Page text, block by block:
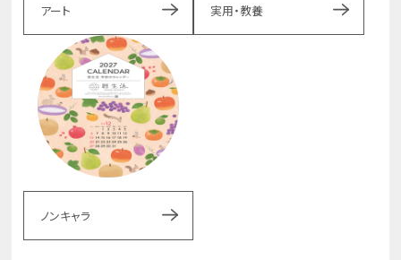
アート 実用・教養
ノンキャラ